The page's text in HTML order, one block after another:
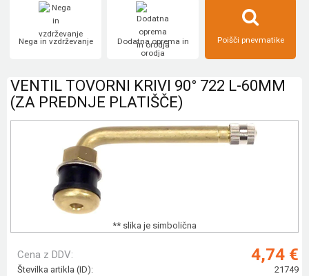
Nega in vzdrževanje
Dodatna oprema in
orodja
Poišči pnevmatike
VENTIL TOVORNI KRIVI 90° 722 L-60MM
(ZA PREDNJE PLATIŠČE)
** slika je simbolična
Cena z DDV: 4,74 €
Številka artikla (ID): 21749